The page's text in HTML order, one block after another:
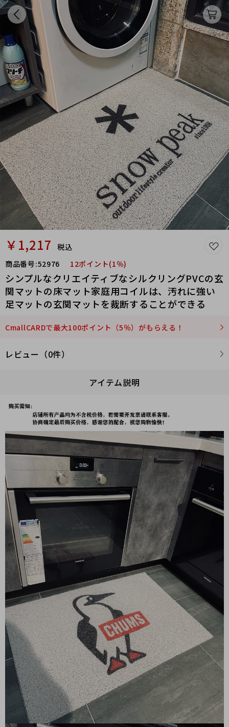
￥1,217
税込
商品番号:52976 12ポイント(1％)
シンプルなクリエイティブなシルクリングPVCの玄
関マットの床マット家庭用コイルは、汚れに強い
足マットの玄関マットを裁断することができる
CmallCARDで最大100ポイント（5％）がもらえる！
レビュー（0件）
アイテム説明